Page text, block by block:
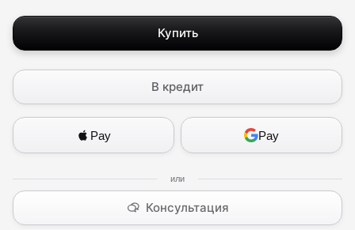
Купить
В кредит
Pay Pay
Консультация